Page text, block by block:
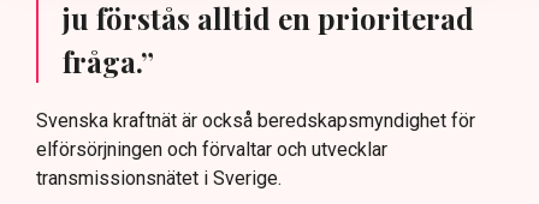
ju förstås alltid en prioriterad
fråga.”
Svenska kraftnät är också beredskapsmyndighet för
elförsörjningen och förvaltar och utvecklar
transmissionsnätet i Sverige.